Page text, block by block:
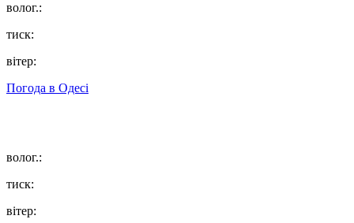
волог.:
тиск:
вітер:
Погода в Одесі
волог.:
тиск:
вітер: